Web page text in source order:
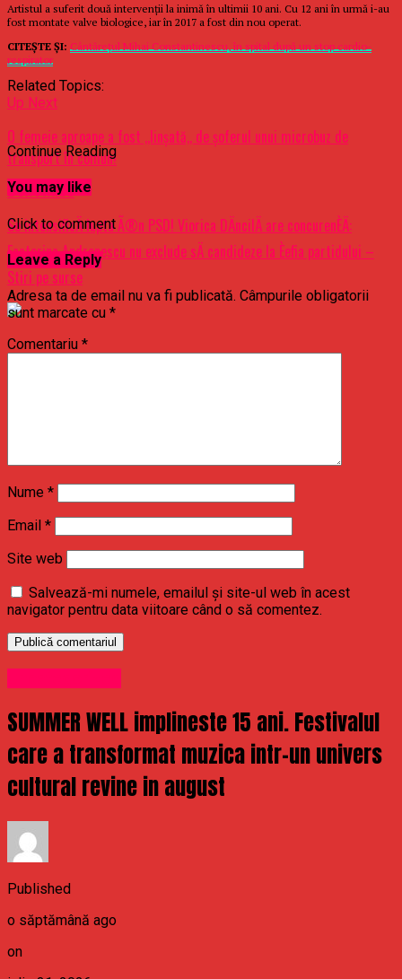
Artistul a suferit două intervenții la inimă în ultimii 10 ani. Cu 12 ani în urmă i-au
fost montate valve biologice, iar în 2017 a fost din nou operat.
CITEȘTE ȘI: Cântărețul Mihai Constantinescu, în spital după un stop cardio-
respirator
Related Topics:
Up Next
O femeie aproape a fost ,,linșată,, de șoferul unui microbuz de
transport în comun!
Don't Miss
Se intensificÄ lupta Ã®n PSD! Viorica DÄncilÄ are concurenÈÄ:
Ecaterina Andronescu nu exclude sÄ candideze la Èefia partidului –
Stiri pe surse
Continue Reading
You may like
Click to comment
Leave a Reply
Adresa ta de email nu va fi publicată. Câmpurile obligatorii
sunt marcate cu *
Comentariu *
Nume *
Email *
Site web
Salvează-mi numele, emailul și site-ul web în acest
navigator pentru data viitoare când o să comentez.
SUMMER WELL implineste 15 ani. Festivalul
care a transformat muzica intr-un univers
cultural revine in august
Published
o săptămână ago
on